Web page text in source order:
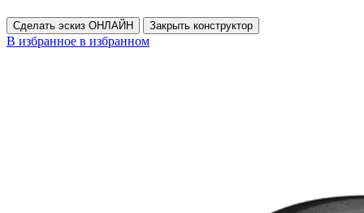
Сделать эскиз ОНЛАЙН Закрыть конструктор
В избранное в избранном